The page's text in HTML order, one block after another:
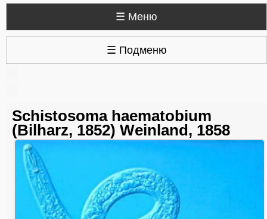
☰ Меню
☰ Подменю
Schistosoma haematobium
(Bilharz, 1852) Weinland, 1858